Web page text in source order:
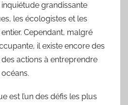
grandissante
les écologistes et les
Cependant, malgré
il existe encore des
des actions à entreprendre
est l’un des défis les plus